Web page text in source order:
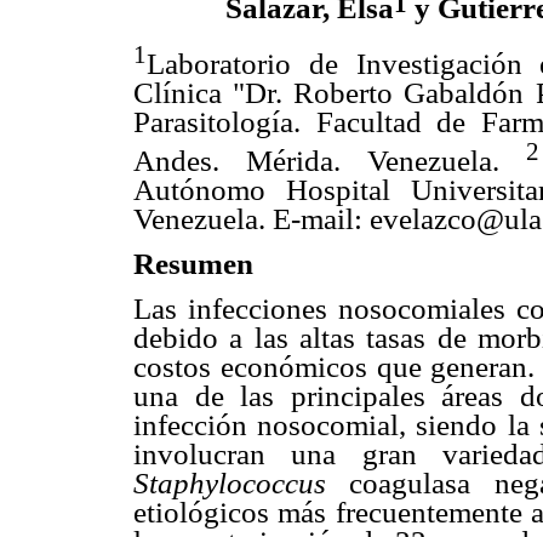
Salazar, Elsa
y
1Laboratorio de Investigación
Clínica "Dr. Roberto Gabaldón
Parasitología. Facultad de
Andes. Mérida. Venezuela.
2
Autónomo Hospital
Venezuela. E-mail:
Resumen
Las infecciones nosocomiales
debido a las altas tasas de
costos económicos que
una de las principales áreas
infección nosocomial, siendo
involucran una gran
Staphylococcus coagulasa
etiológicos más frecuentemente